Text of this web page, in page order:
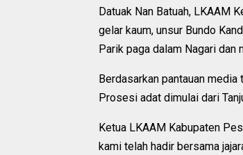
Datuak Nan Batuah, LKAAM
gelar kaum, unsur Bundo
Parik paga dalam Nagari dan
Berdasarkan pantauan
Prosesi adat dimulai dari
Ketua LKAAM Kabupaten
kami telah hadir bersama